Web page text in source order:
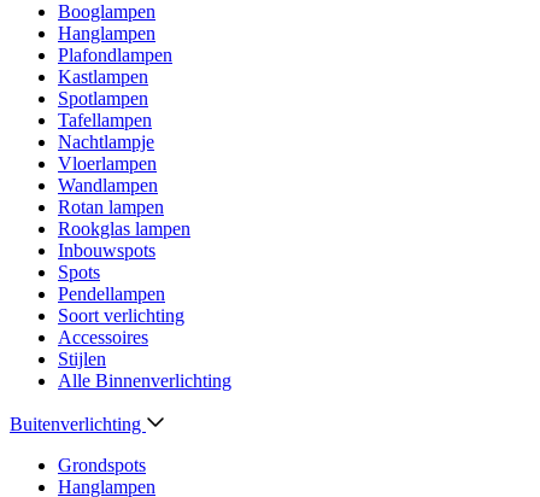
Booglampen
Hanglampen
Plafondlampen
Kastlampen
Spotlampen
Tafellampen
Nachtlampje
Vloerlampen
Wandlampen
Rotan lampen
Rookglas lampen
Inbouwspots
Spots
Pendellampen
Soort verlichting
Accessoires
Stijlen
Alle Binnenverlichting
Buitenverlichting
Grondspots
Hanglampen